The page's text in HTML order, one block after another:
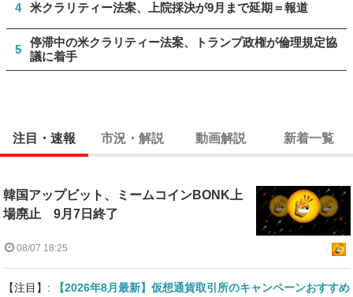
4 米クラリティー法案、上院採決が9月まで延期＝報道
5
停滞中の米クラリティー法案、トランプ政権が倫理規定協
議に着手
注目・速報 市況・解説 動画解説 新着一覧
韓国アップビット、ミームコインBONK上
場廃止 9月7日終了
08/07 18:25
【注目】:
【2026年8月最新】仮想通貨取引所のキャンペーンおすすめ